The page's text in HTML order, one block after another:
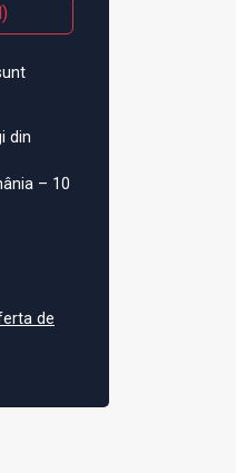
din
– 10
de